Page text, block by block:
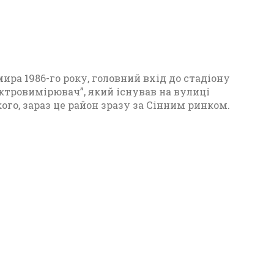
1986-го року, головний вхід до стадіону
який існував на вулиці
зараз це район зразу за Сінним ринком.